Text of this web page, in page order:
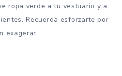
ropa verde a tu vestuario y a
Recuerda esforzarte por
exagerar.